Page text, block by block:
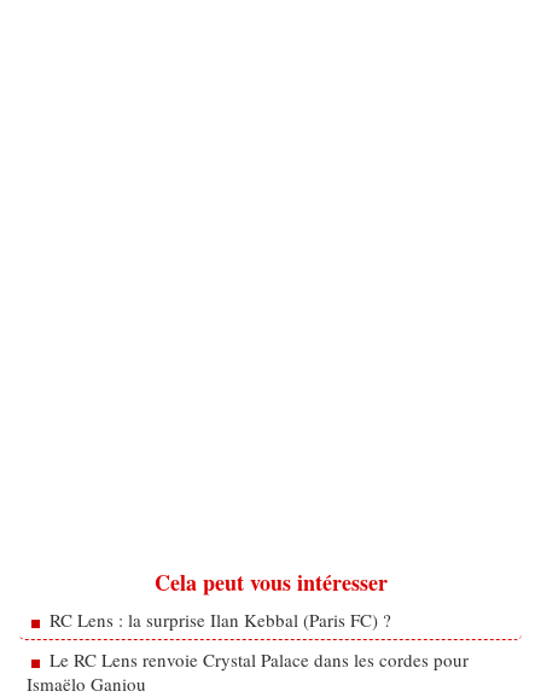
Cela peut vous intéresser
RC Lens : la surprise Ilan Kebbal (Paris FC) ?
Le RC Lens renvoie Crystal Palace dans les cordes pour
Ismaëlo Ganiou